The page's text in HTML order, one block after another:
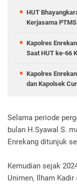
HUT
Kerjasama
Kapolres
Saat HUT ke-66
Kapolres
dan Kapolsek
Selama periode
bulan H.Syawal S.
Enrekang ditunjuk
Kemudian sejak
Unimen, Ilham